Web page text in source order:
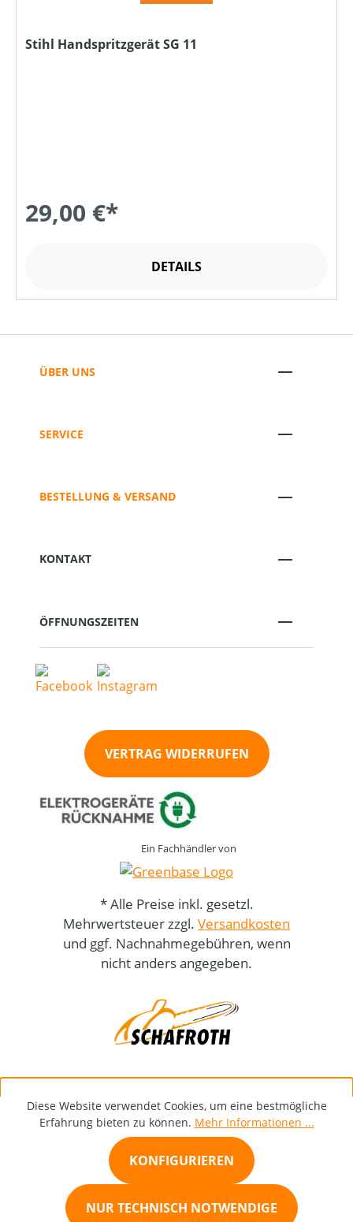
Stihl Handspritzgerät SG 11
29,00 €*
DETAILS
ÜBER UNS
SERVICE
BESTELLUNG & VERSAND
KONTAKT
ÖFFNUNGSZEITEN
VERTRAG WIDERRUFEN
Ein Fachhändler von
* Alle Preise inkl. gesetzl.
Mehrwertsteuer zzgl. Versandkosten
und ggf. Nachnahmegebühren, wenn
nicht anders angegeben.
Diese Website verwendet Cookies, um eine bestmögliche
Erfahrung bieten zu können. Mehr Informationen ...
NUR TECHNISCH NOTWENDIGE
KONFIGURIEREN